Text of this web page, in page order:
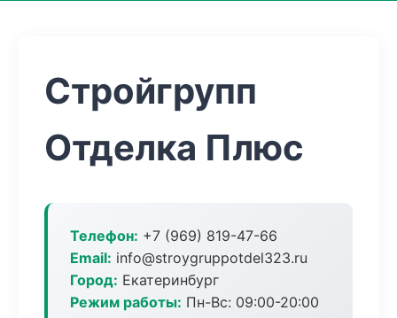
Стройгрупп
Отделка Плюс
Телефон: +7 (969) 819-47-66
Email: info@stroygruppotdel323.ru
Город: Екатеринбург
Режим работы: Пн-Вс: 09:00-20:00